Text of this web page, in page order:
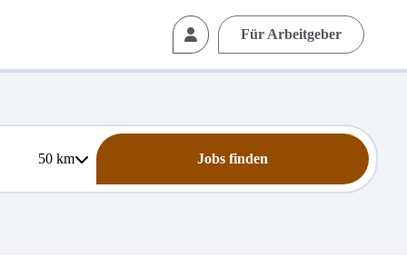
Für Arbeitgeber
50km Jobs finden